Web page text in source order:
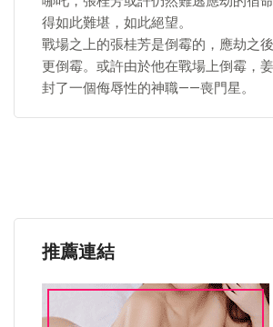
得如此難堪，如此絕望。
戰場之上的張桂芳是倒霉的，應劫之
更倒霉。或許由於他在戰場上倒霉，
封了一個侮辱性的神職——喪門星。
推薦連結